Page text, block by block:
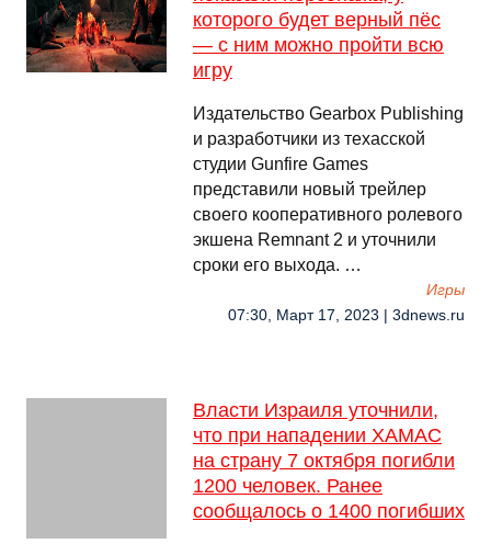
которого будет верный пёс
— с ним можно пройти всю
игру
Издательство Gearbox Publishing
и разработчики из техасской
студии Gunfire Games
представили новый трейлер
своего кооперативного ролевого
экшена Remnant 2 и уточнили
сроки его выхода. …
Игры
07:30, Март 17, 2023 | 3dnews.ru
Власти Израиля уточнили,
что при нападении ХАМАС
на страну 7 октября погибли
1200 человек. Ранее
сообщалось о 1400 погибших